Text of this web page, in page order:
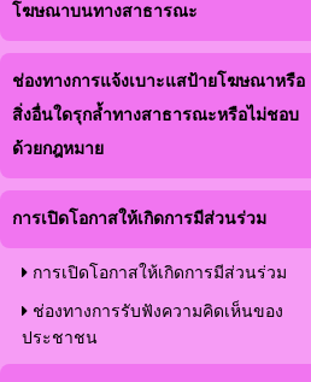
โฆษณาบนทางสาธารณะ
ช่องทางการแจ้งเบาะแสป้ายโฆษณาหรือ
สิ่งอื่นใดรุกล้ำทางสาธารณะหรือไม่ชอบ
ด้วยกฎหมาย
การเปิดโอกาสให้เกิดการมีส่วนร่วม
การเปิดโอกาสให้เกิดการมีส่วนร่วม
ช่องทางการรับฟังความคิดเห็นของ
ประชาชน